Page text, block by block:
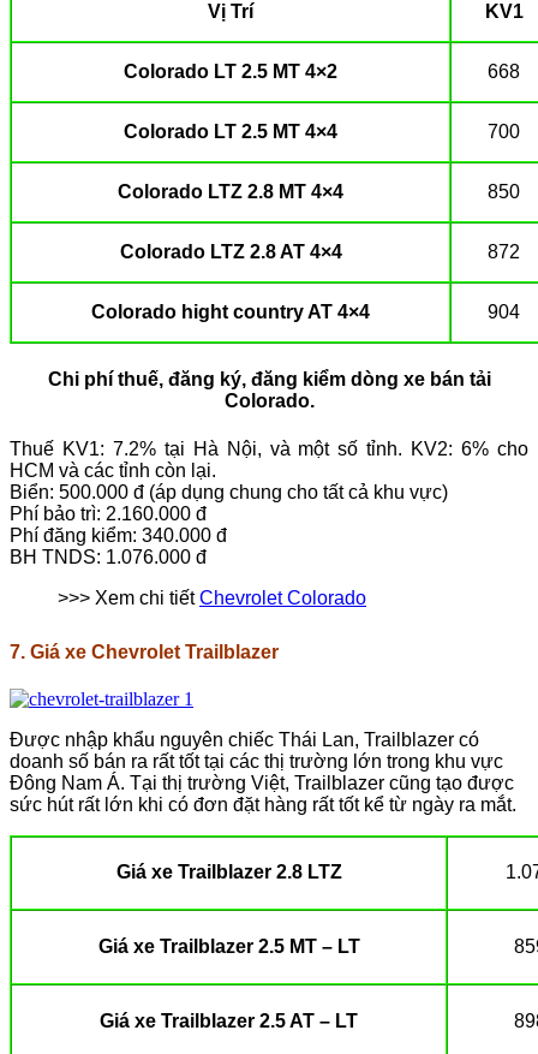
Vị Trí KV1
Colorado LT 2.5 MT 4×2 668
Colorado LT 2.5 MT 4×4 700
Colorado LTZ 2.8 MT 4×4 850
Colorado LTZ 2.8 AT 4×4 872
Colorado hight country AT 4×4 904
Chi phí thuế, đăng ký, đăng kiểm dòng xe bán tải
Colorado.
Thuế KV1: 7.2% tại Hà Nội, và một số tỉnh. KV2: 6% cho
HCM và các tỉnh còn lại.
Biển: 500.000 đ (áp dụng chung cho tất cả khu vực)
Phí bảo trì: 2.160.000 đ
Phí đăng kiểm: 340.000 đ
BH TNDS: 1.076.000 đ
>>> Xem chi tiếtChevrolet Colorado
7. Giá xe Chevrolet Trailblazer
Được nhập khẩu nguyên chiếc Thái Lan, Trailblazer có
doanh số bán ra rất tốt tại các thị trường lớn trong khu vực
Đông Nam Á. Tại thị trường Việt, Trailblazer cũng tạo được
sức hút rất lớn khi có đơn đặt hàng rất tốt kể từ ngày ra mắt.
Giá xe Trailblazer 2.8 LTZ
Giá xe Trailblazer 2.5 MT – LT
Giá xe Trailblazer 2.5 AT – LT